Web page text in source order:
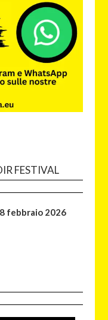
FESTIVAL
febbraio 2026